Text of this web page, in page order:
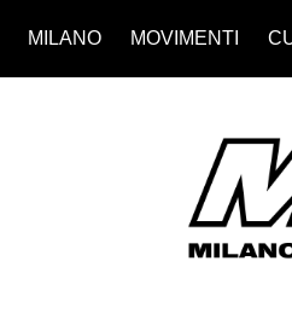
MILANO MOVIMENTI